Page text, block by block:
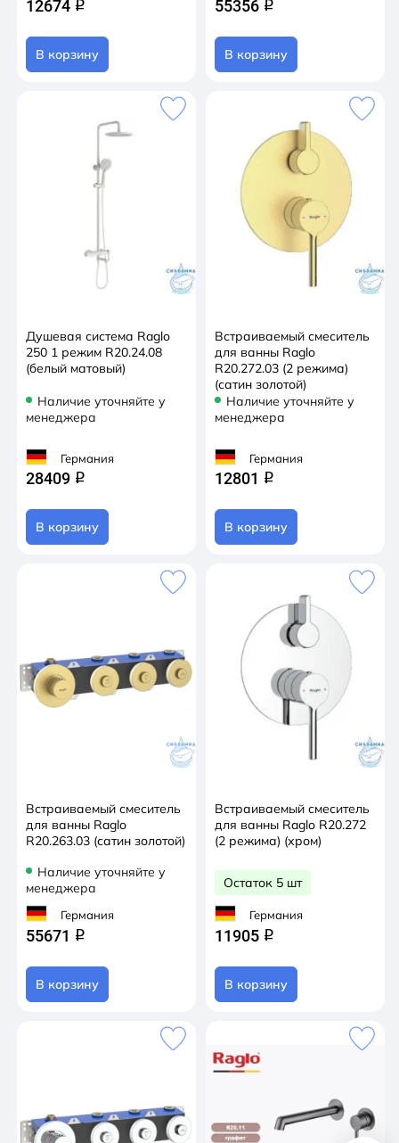
12674 q
В корзину
55356 q
В корзину
Душевая система Raglo
250 1 режим R20.24.08
(белый матовый)
Наличие уточняйте у
менеджера
Германия
28409 q
В корзину
Встраиваемый смеситель
для ванны Raglo
R20.272.03 (2 режима)
(сатин золотой)
Наличие уточняйте у
менеджера
Германия
12801 q
В корзину
Встраиваемый смеситель
для ванны Raglo
R20.263.03 (сатин золотой)
Наличие уточняйте у
менеджера
Германия
55671 q
В корзину
Встраиваемый смеситель
для ванны Raglo R20.272
(2 режима) (хром)
Остаток 5 шт
Германия
11905 q
В корзину